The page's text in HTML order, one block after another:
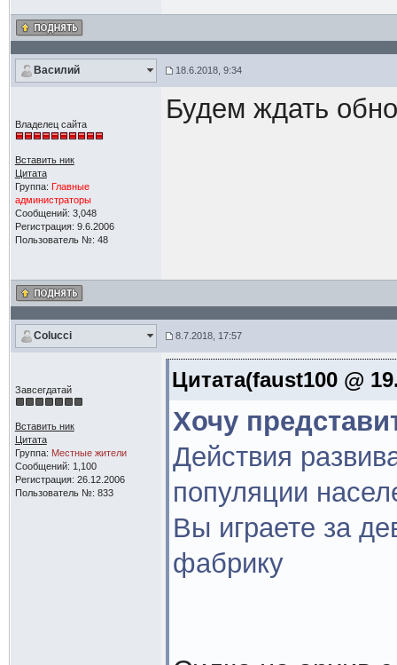
Василий 18.6.2018, 9:34
Владелец сайта
Вставить ник
Цитата
Группа: Главные
администраторы
Сообщений: 3,048
Регистрация: 9.6.2006
Пользователь №: 48
Будем ждать
Colucci 8.7.2018, 17:57
Завсегдатай
Вставить ник
Цитата
Группа: Местные жители
Сообщений: 1,100
Регистрация: 26.12.2006
Пользователь №: 833
Цитата(faust100 @
Хочу
Действия
популяции
Вы играете за
фабрику